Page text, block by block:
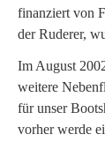
finanziert von
der Ruderer,
Im August
weitere
für unser
vorher werde